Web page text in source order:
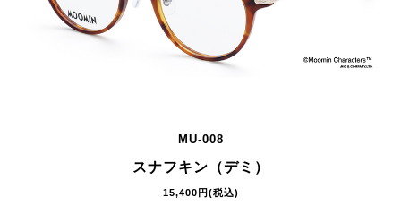
MU-008
スナフキン（デミ）
15,400円(税込)